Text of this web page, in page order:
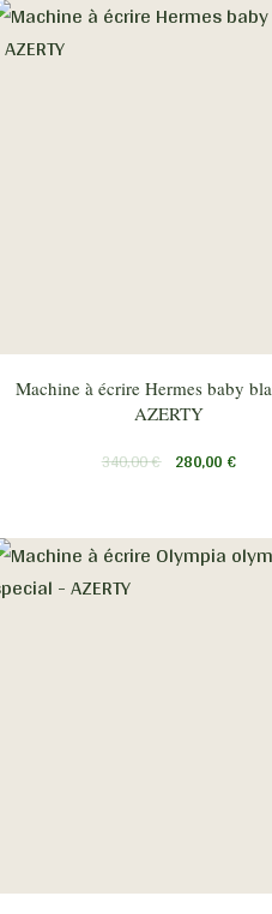
Machine à écrire Hermes baby
AZERTY
340,00€ 280,00 €